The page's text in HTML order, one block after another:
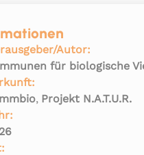
Autor:
für biologische
, Projekt N.A.T.U.R.